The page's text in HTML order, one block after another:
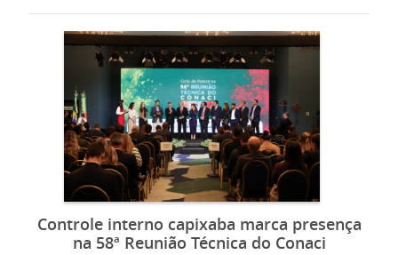
Controle interno capixaba marca presença
na 58ª Reunião Técnica do Conaci